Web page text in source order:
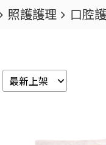
照護護理 口腔